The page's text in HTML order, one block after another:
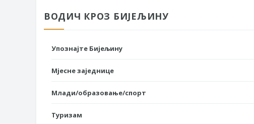
ВОДИЧ КРОЗ БИЈЕЉИНУ
Упознајте Бијељину
Мјесне заједнице
Млади/образовање/спорт
Туризам